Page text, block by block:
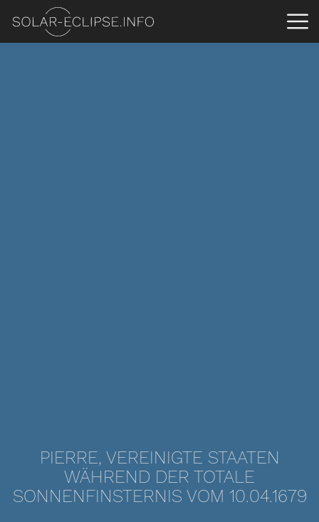
PIERRE, VEREINIGTE STAATEN
WÄHREND DER TOTALE
SONNENFINSTERNIS VOM 10.04.1679